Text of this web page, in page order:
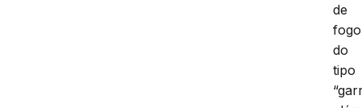
de
fogo
do
tipo